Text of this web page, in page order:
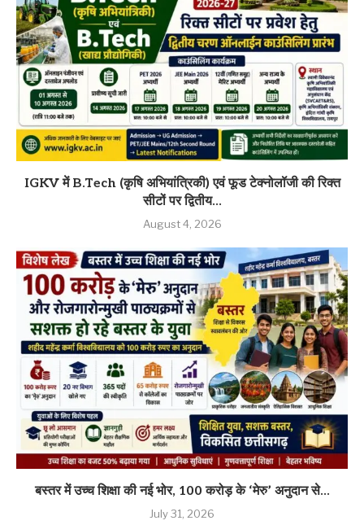
IGKV में B.Tech (कृषि अभियांत्रिकी) एवं फूड टेक्नोलॉजी की रिक्त
सीटों पर द्वितीय...
August 4, 2026
बस्तर में उच्च शिक्षा की नई भोर, 100 करोड़ के ‘मेरु’ अनुदान से...
July 31, 2026